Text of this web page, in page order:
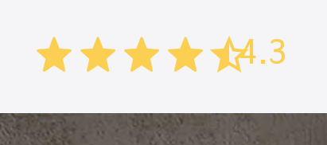
テーブル・机/ダ
4.3